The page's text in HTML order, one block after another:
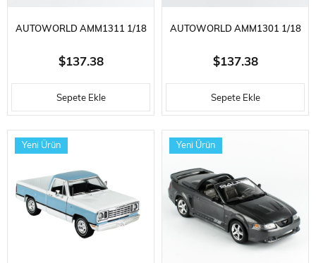
AUTOWORLD AMM1311 1/18
ÖLÇEK, 1972 CHEVROLET
CAMARO Z/28 RS, CREAM
YELLOW, SERGILEMEYE HAZIR
METAL ARABA MODELI
$137.38
Sepete Ekle
AUTOWORLD AMM1301 1/18
ÖLÇEK, 1972 BUICK GSX
(CLASS OF 1972 & MCACN),
FIRE RED, SERGILEMEYE HAZIR
METAL ARABA MODELI
$137.38
Sepete Ekle
Yeni Ürün Yeni Ürün